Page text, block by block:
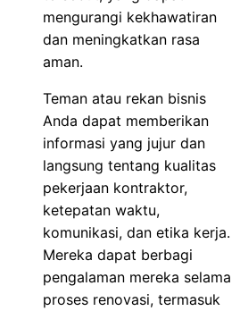
mengurangi kekhawatiran
dan meningkatkan rasa
aman.
Teman atau rekan bisnis
Anda dapat memberikan
informasi yang jujur dan
langsung tentang kualitas
pekerjaan kontraktor,
ketepatan waktu,
komunikasi, dan etika kerja.
Mereka dapat berbagi
pengalaman mereka selama
proses renovasi, termasuk